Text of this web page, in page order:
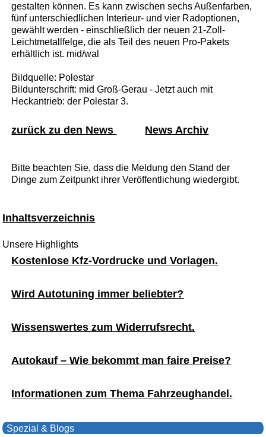
gestalten können. Es kann zwischen sechs Außenfarben,
fünf unterschiedlichen Interieur- und vier Radoptionen,
gewählt werden - einschließlich der neuen 21-Zoll-
Leichtmetallfelge, die als Teil des neuen Pro-Pakets
erhältlich ist. mid/wal
Bildquelle: Polestar
Bildunterschrift: mid Groß-Gerau - Jetzt auch mit
Heckantrieb: der Polestar 3.
zurück zu den News News Archiv
Bitte beachten Sie, dass die Meldung den Stand der
Dinge zum Zeitpunkt ihrer Veröffentlichung wiedergibt.
Inhaltsverzeichnis
Unsere Highlights
Kostenlose Kfz-Vordrucke und Vorlagen.
Wird Autotuning immer beliebter?
Wissenswertes zum Widerrufsrecht.
Autokauf – Wie bekommt man faire Preise?
Informationen zum Thema Fahrzeughandel.
Spezial & Blogs